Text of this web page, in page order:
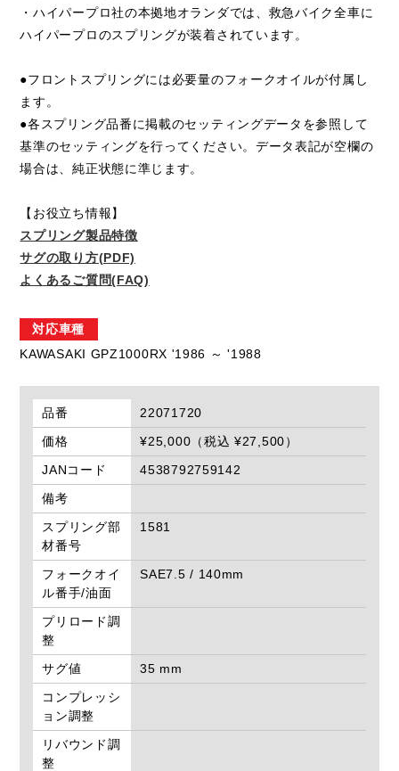
・ハイパープロ社の本拠地オランダでは、救急バイク全車に
ハイパープロのスプリングが装着されています。
●フロントスプリングには必要量のフォークオイルが付属し
ます。
●各スプリング品番に掲載のセッティングデータを参照して
基準のセッティングを行ってください。データ表記が空欄の
場合は、純正状態に準じます。
【お役立ち情報】
スプリング製品特徴
サグの取り方(PDF)
よくあるご質問(FAQ)
対応車種
KAWASAKI GPZ1000RX '1986 ～ '1988
品番
22071720
価格
¥25,000（税込 ¥27,500）
JANコード
4538792759142
備考
スプリング部
材番号
1581
フォークオイ
ル番手/油面
SAE7.5 / 140mm
プリロード調
整
サグ値
35 mm
コンプレッシ
ョン調整
リバウンド調
整